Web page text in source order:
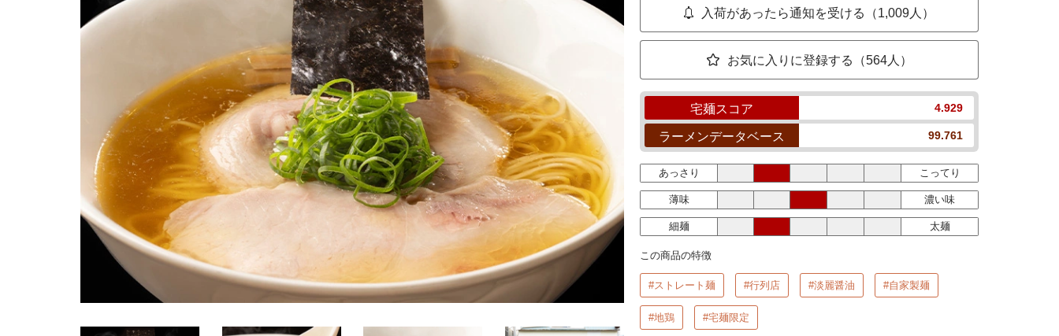
入荷があったら通知を受ける（1,009人）
お気に入りに登録する（564人）
宅麺スコア 4.929
ラーメンデータベース 99.761
あっさり こってり
薄味 濃い味
細麺 太麺
この商品の特徴
#ストレート麺 #行列店 #淡麗醤油 #自家製麺
#地鶏 #宅麺限定